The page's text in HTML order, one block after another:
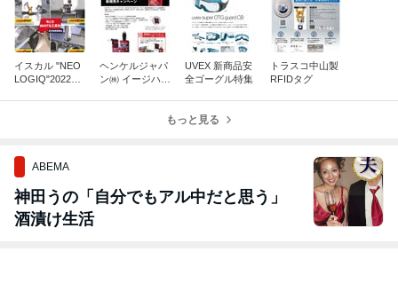
イスカル "NEO
LOGIQ"2022全
ヘンケルジャパ
ン㈱ イージハン
UVEX 新商品安
全ゴーグル特集
トラスコ中山製
RFIDタグ
もっと見る
ABEMA
神田うの「自分でもアル中だと思う」
酒漬け生活